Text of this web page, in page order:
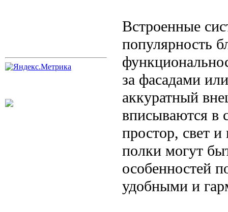
Встроенные
популярность
за фасадами
аккуратный
вписываются в
простор, свет
полки могут
особенностей
удобными и